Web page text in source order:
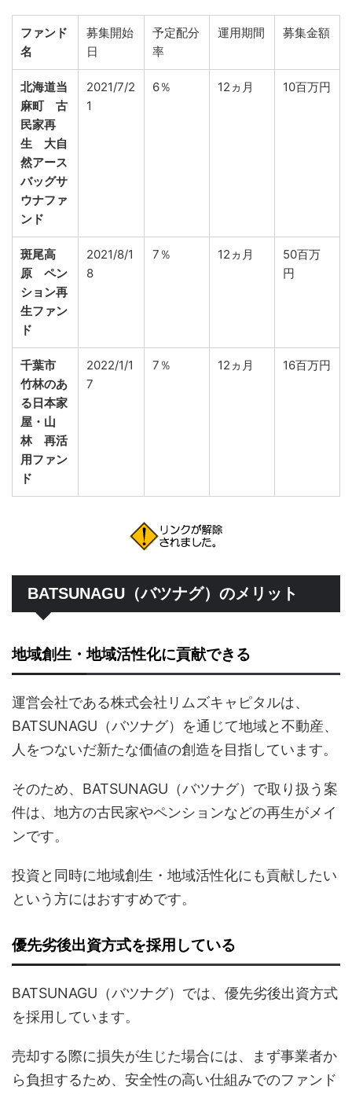
ファンド
名
募集開始
日
予定配分
率
運用期間 募集金額
北海道当
麻町 古
民家再
生 大自
然アース
バッグサ
ウナファ
ンド
2021/7/2
1
6％ 12ヵ月 10百万円
斑尾高
原 ペン
ション再
生ファン
ド
2021/8/1
8
7％ 12ヵ月
50百万
円
千葉市
竹林のあ
る日本家
屋・山
林 再活
用ファン
ド
2022/1/1
7
7％ 12ヵ月 16百万円
BATSUNAGU（バツナグ）のメリット
地域創生・地域活性化に貢献できる
運営会社である株式会社リムズキャピタルは、
BATSUNAGU（バツナグ）を通じて地域と不動産、
人をつないだ新たな価値の創造を目指しています。
そのため、BATSUNAGU（バツナグ）で取り扱う案
件は、地方の古民家やペンションなどの再生がメイ
ンです。
投資と同時に地域創生・地域活性化にも貢献したい
という方にはおすすめです。
優先劣後出資方式を採用している
BATSUNAGU（バツナグ）では、優先劣後出資方式
を採用しています。
売却する際に損失が生じた場合には、まず事業者か
ら負担するため、安全性の高い仕組みでのファンド